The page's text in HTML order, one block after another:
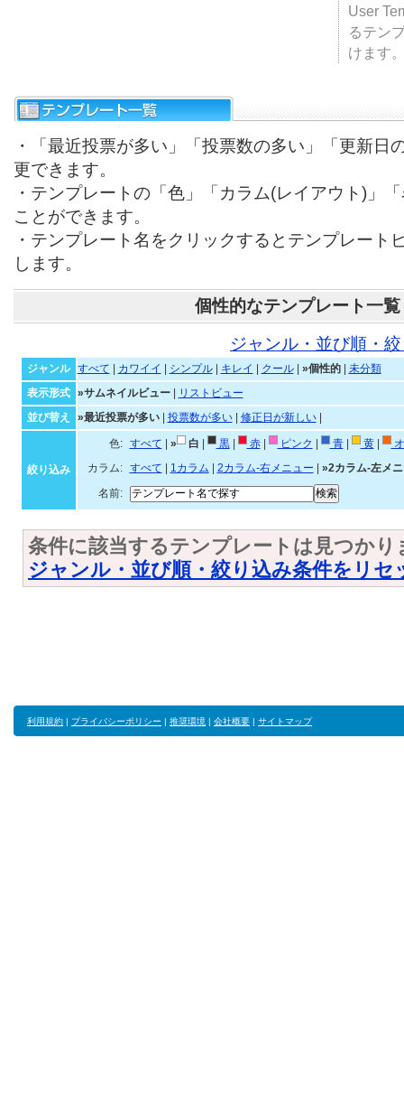
User
るテン
けます
・「最近投票が多い」「投票数の多い」「更新日
更できます。
・テンプレートの「色」「カラム(レイアウト)」
ことができます。
・テンプレート名をクリックするとテンプレート
します。
個性的なテンプレート一覧
ジャンル・並び順・
ジャンル すべて カワイイ シンプル| キレイ クール| »個性的| 未分類
表示形式
»サムネイルビュー|
リストビュー
並び替え
»最近投票が多い| 投票数が多い| 修正日が新しい|
絞り込み
色: すべて » 白 黒| 赤| ピンク 青| 黄|
カラム:
すべて 1カラム 2カラム-右メニュー
»2カラム-左メ
名前:
条件に該当するテンプレートは見つかり
ジャンル・並び順・絞り込み条件をリセ
利用規約 | プライバシーポリシー | 推奨環境 | 会社概要 | サイトマップ